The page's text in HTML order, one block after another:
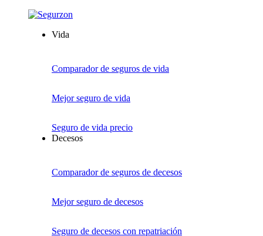
Vida
Comparador de seguros de vida
Mejor seguro de vida
Seguro de vida precio
Decesos
Comparador de seguros de decesos
Mejor seguro de decesos
Seguro de decesos con repatriación